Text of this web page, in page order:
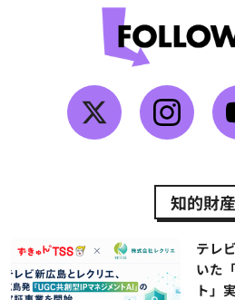
知的財産
テレ
いた
ト」